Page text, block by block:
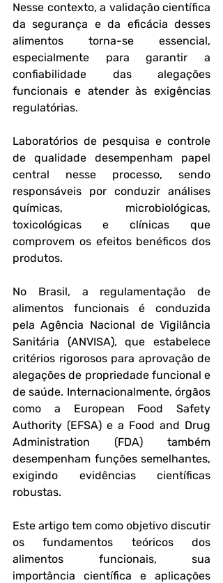
Nesse contexto, a validação científica
da segurança e da eficácia desses
alimentos torna-se essencial,
especialmente para garantir a
confiabilidade das alegações
funcionais e atender às exigências
regulatórias.
Laboratórios de pesquisa e controle
de qualidade desempenham papel
central nesse processo, sendo
responsáveis por conduzir análises
químicas, microbiológicas,
toxicológicas e clínicas que
comprovem os efeitos benéficos dos
produtos.
No Brasil, a regulamentação de
alimentos funcionais é conduzida
pela Agência Nacional de Vigilância
Sanitária (ANVISA), que estabelece
critérios rigorosos para aprovação de
alegações de propriedade funcional e
de saúde. Internacionalmente, órgãos
como a European Food Safety
Authority (EFSA) e a Food and Drug
Administration (FDA) também
desempenham funções semelhantes,
exigindo evidências científicas
robustas.
Este artigo tem como objetivo discutir
os fundamentos teóricos dos
alimentos funcionais, sua
importância científica e aplicações